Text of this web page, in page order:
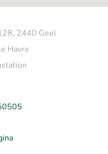
2440 Geel
Havre